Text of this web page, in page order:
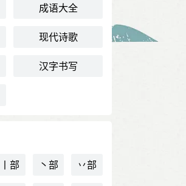
成语大全
现代诗歌
汉字书写
丨部 丶部 丷部